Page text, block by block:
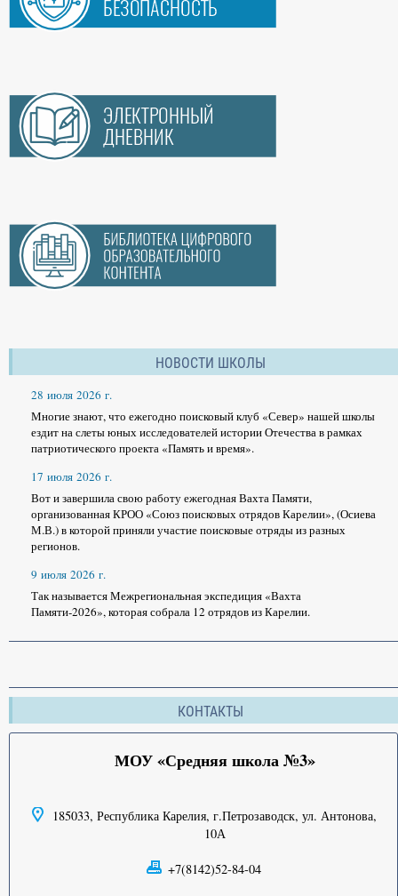
НОВОСТИ ШКОЛЫ
28 июля 2026 г.
Многие знают, что ежегодно поисковый клуб «Север» нашей школы
ездит на слеты юных исследователей истории Отечества в рамках
патриотического проекта «Память и время».
17 июля 2026 г.
Вот и завершила свою работу ежегодная Вахта Памяти,
организованная КРОО «Союз поисковых отрядов Карелии», (Осиева
М.В.) в которой приняли участие поисковые отряды из разных
регионов.
9 июля 2026 г.
Так называется Межрегиональная экспедиция «Вахта
Памяти-2026», которая собрала 12 отрядов из Карелии.
КОНТАКТЫ
МОУ «Средняя школа №3»
185033, Республика Карелия, г.Петрозаводск, ул. Антонова,
10А
+7(8142)52-84-04